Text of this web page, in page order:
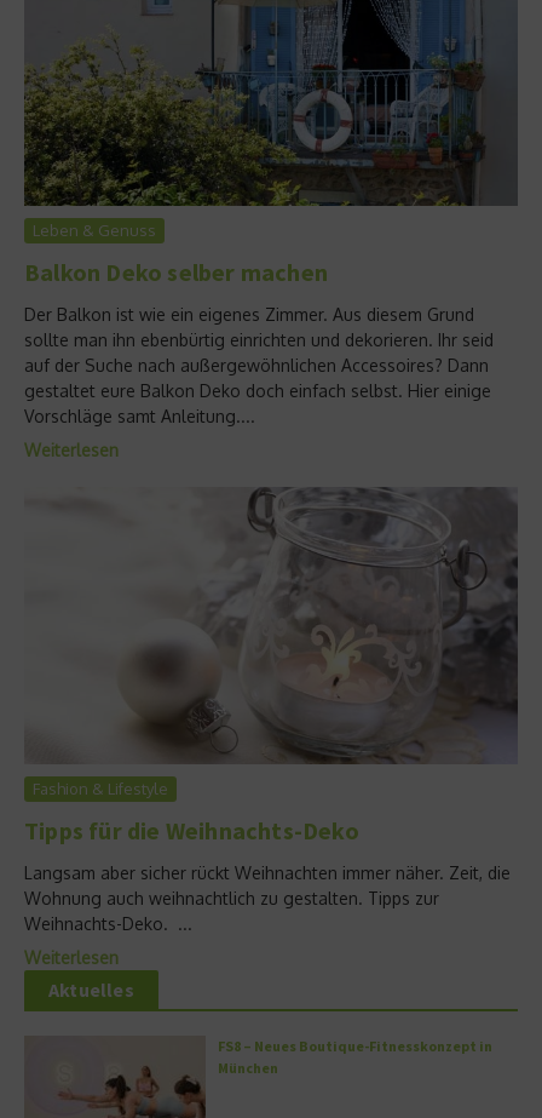
Leben & Genuss
Balkon Deko selber machen
Der Balkon ist wie ein eigenes Zimmer. Aus diesem Grund
sollte man ihn ebenbürtig einrichten und dekorieren. Ihr seid
auf der Suche nach außergewöhnlichen Accessoires? Dann
gestaltet eure Balkon Deko doch einfach selbst. Hier einige
Vorschläge samt Anleitung....
Weiterlesen
Fashion & Lifestyle
Tipps für die Weihnachts-Deko
Langsam aber sicher rückt Weihnachten immer näher. Zeit, die
Wohnung auch weihnachtlich zu gestalten. Tipps zur
Weihnachts-Deko. ...
Weiterlesen
Aktuelles
FS8 – Neues Boutique-Fitnesskonzept in
München